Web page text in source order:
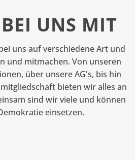
UNS MIT
uns auf verschiedene Art und
und mitmachen. Von unseren
über unsere AG's, bis hin
bieten wir alles an
sind wir viele und können
einsetzen.